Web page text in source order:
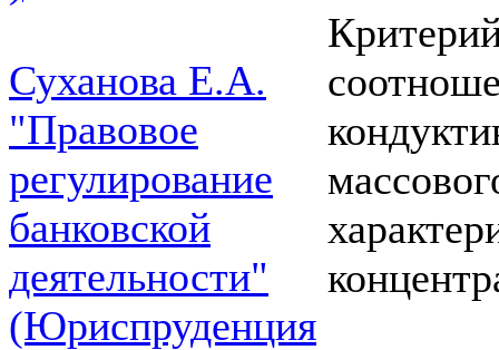
Суханова Е.А.
"Правовое
регулирование
банковской
деятельности"
(Юриспруденция